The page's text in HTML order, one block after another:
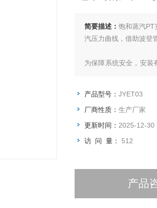
简要描述： 饱和蒸汽PT
汽压力曲线，借助波登
为保障系统安全，安装
(1)记录水的蒸汽压力曲线
(2)表示封闭系统中压力
产品型号： JYET03
厂商性质： 生产厂家
更新时间： 2025-12-30
访 问 量： 512
产品